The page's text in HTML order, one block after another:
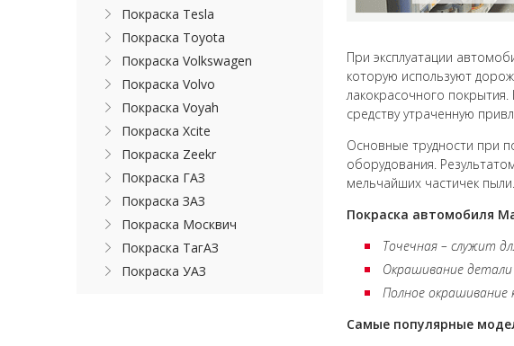
При эксплуатации
которую используют
лакокрасочного покрытия.
средству утраченную
Основные трудности при
оборудования.
мельчайших частичек пыли.
Покраска автомобиля
Точечная – служит
Окрашивание детали
Полное окрашивание
Самые популярные
Покраска Tesla
Покраска Toyota
Покраска Volkswagen
Покраска Volvo
Покраска Voyah
Покраска Xcite
Покраска Zeekr
Покраска ГАЗ
Покраска ЗАЗ
Покраска Москвич
Покраска ТагАЗ
Покраска УАЗ